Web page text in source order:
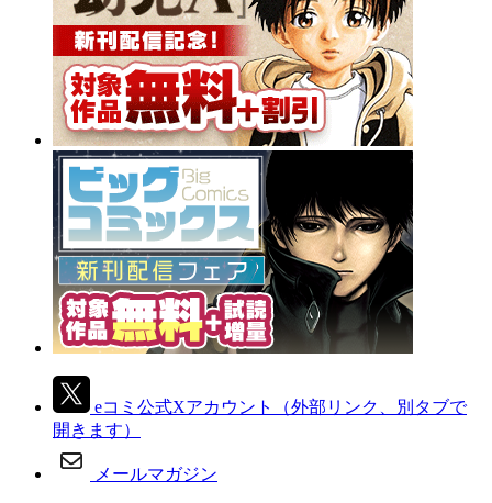
eコミ公式Xアカウント
（外部リンク、別タブで
開きます）
メールマガジン